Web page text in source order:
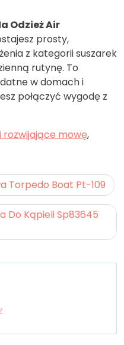
Odzież Air
prosty,
z kategorii suszarek
rutynę. To
w domach i
połączyć wygodę z
rozwijające mowę,
Torpedo Boat Pt-109
Do Kąpieli Sp83645